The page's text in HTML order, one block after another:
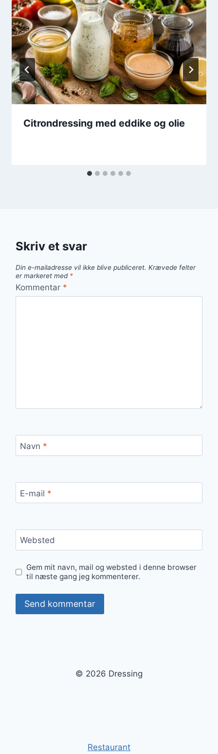
Citrondressing med eddike og olie
Skriv et svar
Din e-mailadresse vil ikke blive publiceret. Krævede felter
er markeret med *
Kommentar *
Navn *
E-mail *
Websted
Gem mit navn, mail og websted i denne browser
til næste gang jeg kommenterer.
© 2026 Dressing
Restaurant